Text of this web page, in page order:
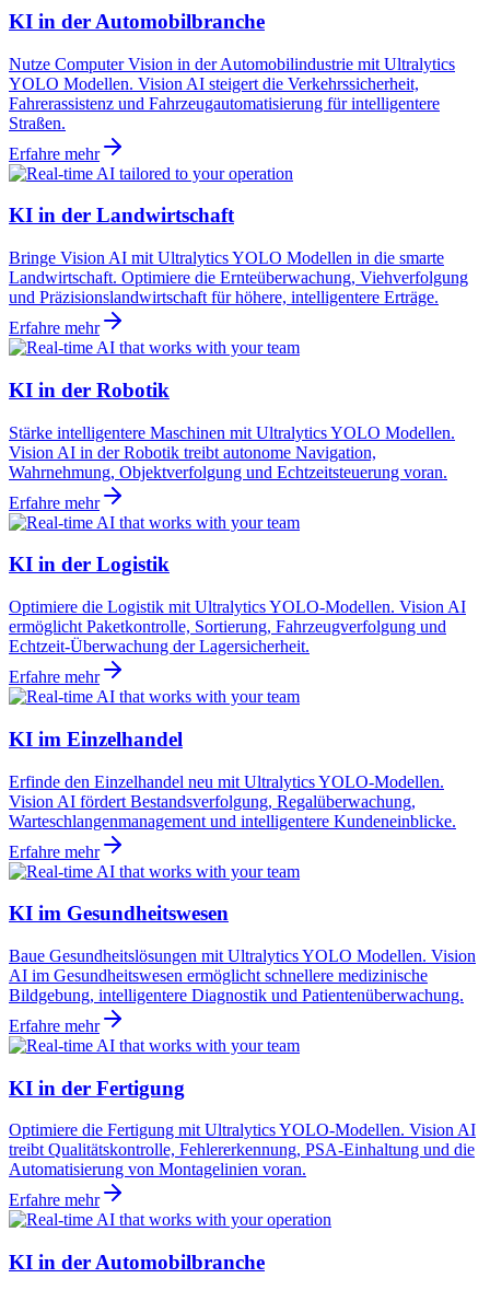
KI in der Automobilbranche
Nutze Computer Vision in der Automobilindustrie mit Ultralytics
YOLO Modellen. Vision AI steigert die Verkehrssicherheit,
Fahrerassistenz und Fahrzeugautomatisierung für intelligentere
Straßen.
Erfahre mehr
KI in der Landwirtschaft
Bringe Vision AI mit Ultralytics YOLO Modellen in die smarte
Landwirtschaft. Optimiere die Ernteüberwachung, Viehverfolgung
und Präzisionslandwirtschaft für höhere, intelligentere Erträge.
Erfahre mehr
KI in der Robotik
Stärke intelligentere Maschinen mit Ultralytics YOLO Modellen.
Vision AI in der Robotik treibt autonome Navigation,
Wahrnehmung, Objektverfolgung und Echtzeitsteuerung voran.
Erfahre mehr
KI in der Logistik
Optimiere die Logistik mit Ultralytics YOLO-Modellen. Vision AI
ermöglicht Paketkontrolle, Sortierung, Fahrzeugverfolgung und
Echtzeit-Überwachung der Lagersicherheit.
Erfahre mehr
KI im Einzelhandel
Erfinde den Einzelhandel neu mit Ultralytics YOLO-Modellen.
Vision AI fördert Bestandsverfolgung, Regalüberwachung,
Warteschlangenmanagement und intelligentere Kundeneinblicke.
Erfahre mehr
KI im Gesundheitswesen
Baue Gesundheitslösungen mit Ultralytics YOLO Modellen. Vision
AI im Gesundheitswesen ermöglicht schnellere medizinische
Bildgebung, intelligentere Diagnostik und Patientenüberwachung.
Erfahre mehr
KI in der Fertigung
Optimiere die Fertigung mit Ultralytics YOLO-Modellen. Vision AI
treibt Qualitätskontrolle, Fehlererkennung, PSA-Einhaltung und die
Automatisierung von Montagelinien voran.
Erfahre mehr
KI in der Automobilbranche